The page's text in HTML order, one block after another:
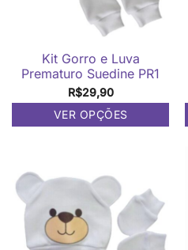
Kit Gorro e Luva
Prematuro Suedine PR1
R$29,90
VER OPÇÕES
várias
variantes.
opções
podem